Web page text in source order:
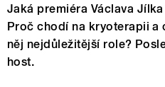
Jaká premiéra Václava
Proč chodí na kryoterapii a
něj nejdůležitější role?
host.